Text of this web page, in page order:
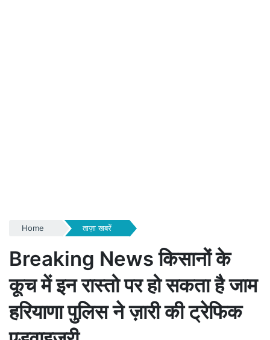
Home ताज़ा खबरें
Breaking News किसानों के
कूच में इन रास्तो पर हो सकता है जाम
हरियाणा पुलिस ने ज़ारी की ट्रेफिक